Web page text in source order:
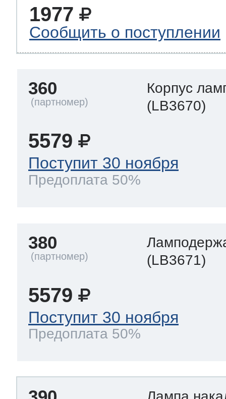
1977
Сообщить о поступлении
360
Корпус
(LB3670)
5579
Поступит 30 ноября
Предоплата 50%
380
(LB3671)
5579
Поступит 30 ноября
Предоплата 50%